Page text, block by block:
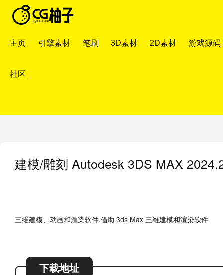
主页 引擎素材 笔刷 3D素材 2D素材 游戏源码
社区
建模/雕刻 Autodesk 3DS MAX
三维建模、动画和渲染软件,借助 3ds Max 三维建模和渲染软件
下载地址